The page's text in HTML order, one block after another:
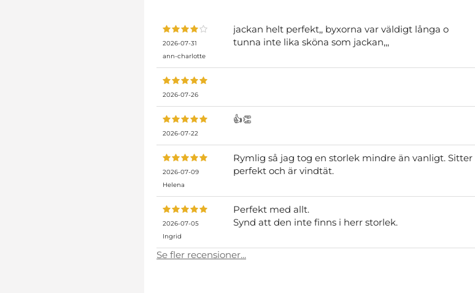
2026-07-31
ann-charlotte
jackan helt perfekt,, byxorna var väldigt långa o
tunna inte lika sköna som jackan,,,
2026-07-26
2026-07-22
👍👏
2026-07-09
Helena
Rymlig så jag tog en storlek mindre än vanligt. Sitter
perfekt och är vindtät.
2026-07-05
Ingrid
Perfekt med allt.
Synd att den inte finns i herr storlek.
Se fler recensioner...